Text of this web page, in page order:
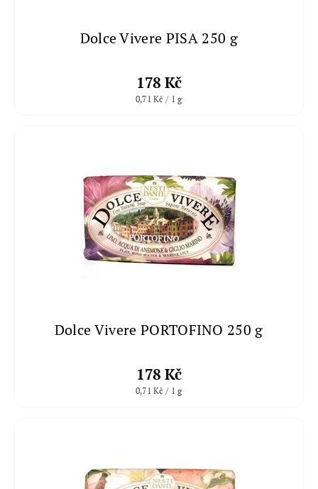
Dolce Vivere PISA 250 g
178 Kč
0,71 Kč / 1 g
Dolce Vivere PORTOFINO 250 g
178 Kč
0,71 Kč / 1 g